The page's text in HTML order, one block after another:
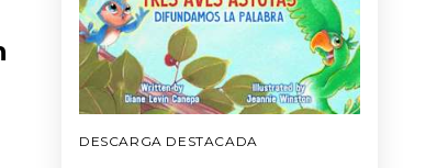
DESCARGA DESTACADA